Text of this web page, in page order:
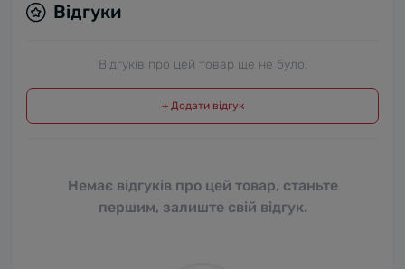
Відгуки
Відгуків про цей товар ще не було.
+ Додати відгук
Немає відгуків про цей товар, станьте
першим, залиште свій відгук.